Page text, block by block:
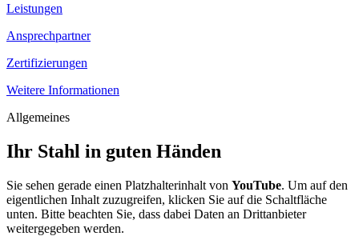
Leistungen
Ansprechpartner
Zertifizierungen
Weitere Informationen
Allgemeines
Ihr Stahl in guten Händen
Sie sehen gerade einen Platzhalterinhalt von YouTube. Um auf den
eigentlichen Inhalt zuzugreifen, klicken Sie auf die Schaltfläche
unten. Bitte beachten Sie, dass dabei Daten an Drittanbieter
weitergegeben werden.